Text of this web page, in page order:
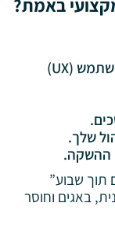
✅ האתר נבנה עם דגש על חוויית משתמש (UX)
שלך.
ההשקה.
שבוע”
באגים וחוסר